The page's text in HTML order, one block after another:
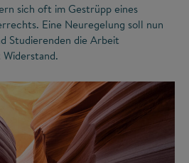
sich oft im Gestrüpp eines
Eine Neuregelung soll nun
Studierenden die Arbeit